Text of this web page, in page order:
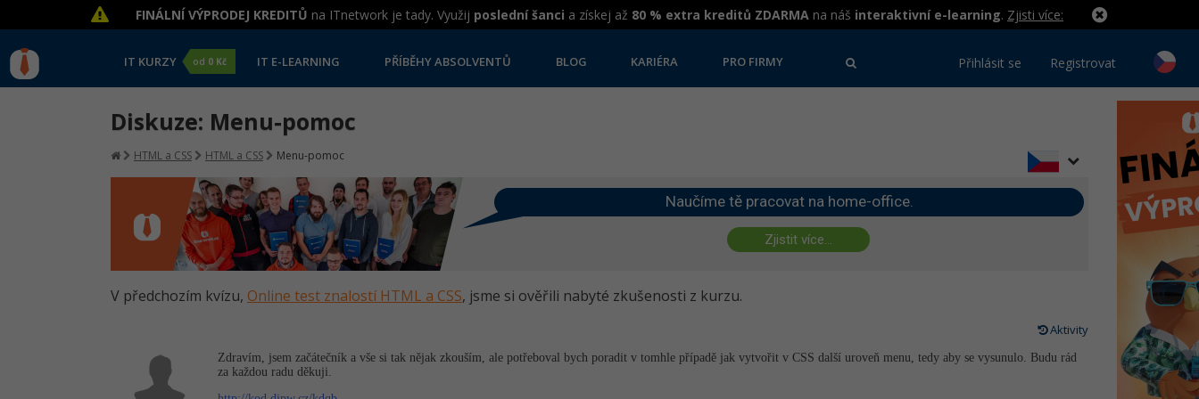
FINÁLNÍ VÝPRODEJ KREDITŮ na ITnetwork je tady. Využij poslední šanci a získej až 80 % extra kreditů ZDARMA na náš interaktivní e-learning. Zjisti více:
IT KURZY od 0 Kč IT E-LEARNING PŘÍBĚHY ABSOLVENTŮ BLOG KARIÉRA PRO FIRMY Přihlásit se Registrovat
Diskuze: Menu-pomoc
HTML a CSS HTML a CSS Menu-pomoc
Naučíme tě pracovat na home-office.
Zjistit více...
V předchozím kvízu, Online test znalostí HTML a CSS, jsme si ověřili nabyté zkušenosti z kurzu.
Aktivity
Zdravím, jsem začátečník a vše si tak nějak zkouším, ale potřeboval bych poradit v tomhle případě jak vytvořit v CSS další uroveň menu, tedy aby se vysunulo. Budu rád
za každou radu děkuji.